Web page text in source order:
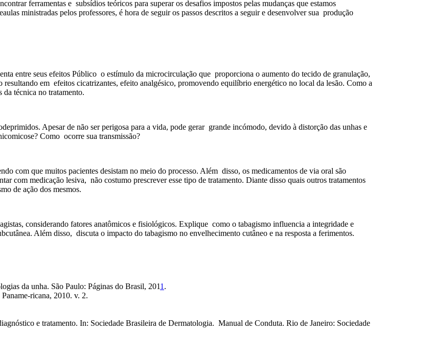
ferramentas e subsídios teóricos para superar os desafios impostos pelas mudanças que estamos
ministradas pelos professores, é hora de seguir os passos descritos a seguir e desenvolver sua produção
entre seus efeitos Público o estímulo da microcirculação que proporciona o aumento do tecido de granulação,
em efeitos cicatrizantes, efeito analgésico, promovendo equilíbrio energético no local da lesão. Como a
da técnica no tratamento.
Apesar de não ser perigosa para a vida, pode gerar grande incómodo, devido à distorção das unhas e
Como ocorre sua transmissão?
com que muitos pacientes desistam no meio do processo. Além disso, os medicamentos de via oral são
com medicação lesiva, não costumo prescrever esse tipo de tratamento. Diante disso quais outros tratamentos
de ação dos mesmos.
considerando fatores anatômicos e fisiológicos. Explique como o tabagismo influencia a integridade e
Além disso, discuta o impacto do tabagismo no envelhecimento cutâneo e na resposta a ferimentos.
da unha. São Paulo: Páginas do Brasil, 2011 .
ricana, 2010. v. 2.
e tratamento. In: Sociedade Brasileira de Dermatologia. Manual de Conduta. Rio de Janeiro: Sociedade